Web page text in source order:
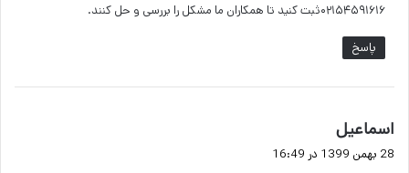
۰۲۱۵۴۵۹۱۶۱۶ثبت کنید تا همکاران ما مشکل را بررسی و حل کنند.
پاسخ
اسماعیل
ف
28 بهمن 1399 در 16:49